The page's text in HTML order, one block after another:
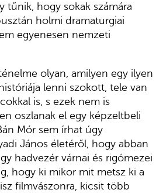
tűnik, hogy sokak számára
holmi dramaturgiai
egyenesen nemzeti
olyan, amilyen egy ilyen
lenni szokott, tele van
is, s ezek nem is
oszlanak el egy képzeltbeli
Mór sem írhat úgy
János életéről, hogy abban
hadvezér várnai és rigómezei
hogy ki mikor mit metsz ki a
filmvászonra, kicsit több